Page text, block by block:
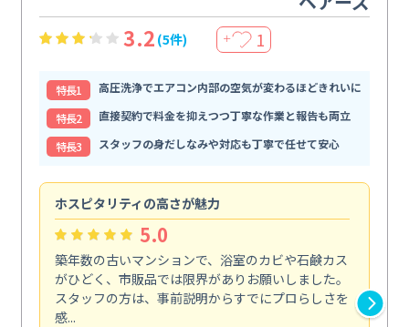
3.2 (5件) ＋ 1
特⻑1
高圧洗浄でエアコン内部の空気が変わるほどきれいに
特⻑2
直接契約で料金を抑えつつ丁寧な作業と報告も両立
特⻑3
スタッフの身だしなみや対応も丁寧で任せて安心
ホスピタリティの高さが魅力
5.0
築年数の古いマンションで、浴室のカビや石鹸カス
がひどく、市販品では限界がありお願いしました。
スタッフの方は、事前説明からすでにプロらしさを
感...